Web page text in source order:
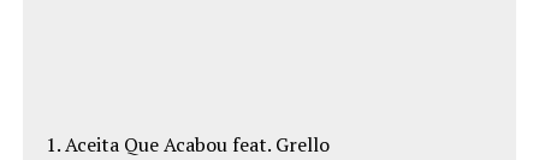
1. Aceita Que Acabou feat. Grello